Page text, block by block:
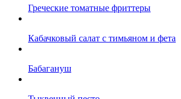
Греческие томатные фриттеры
Кабачковый салат с тимьяном и фета
Бабагануш